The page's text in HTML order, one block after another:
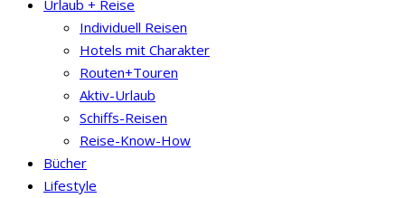
Urlaub + Reise
Individuell Reisen
Hotels mit Charakter
Routen+Touren
Aktiv-Urlaub
Schiffs-Reisen
Reise-Know-How
Bücher
Lifestyle